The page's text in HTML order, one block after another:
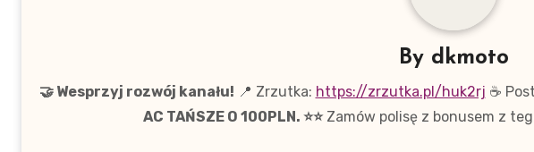
By dkmoto
🤝 Wesprzyj rozwój kanału! 📍 Zrzutka: https://zrzutka.pl/huk2rj ☕
AC TAŃSZE O 100PLN. ⭐⭐Zamów polisę z bonusem z